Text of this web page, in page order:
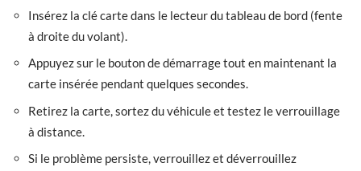
Insérez la clé carte dans le lecteur du tableau de bord (fente
à droite du volant).
Appuyez sur le bouton de démarrage tout en maintenant la
carte insérée pendant quelques secondes.
Retirez la carte, sortez du véhicule et testez le verrouillage
à distance.
Si le problème persiste, verrouillez et déverrouillez